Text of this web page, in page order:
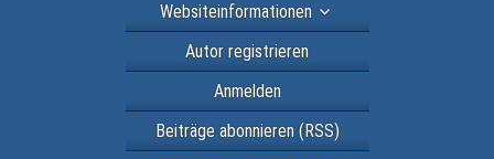
Websiteinformationen
Autor registrieren
Anmelden
Beiträge abonnieren (RSS)